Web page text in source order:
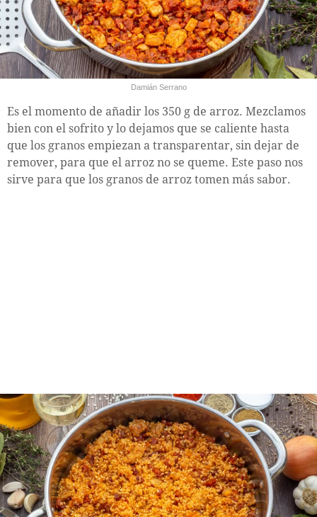
Damián Serrano
Es el momento de añadir los 350 g de arroz. Mezclamos
bien con el sofrito y lo dejamos que se caliente hasta
que los granos empiezan a transparentar, sin dejar de
remover, para que el arroz no se queme. Este paso nos
sirve para que los granos de arroz tomen más sabor.